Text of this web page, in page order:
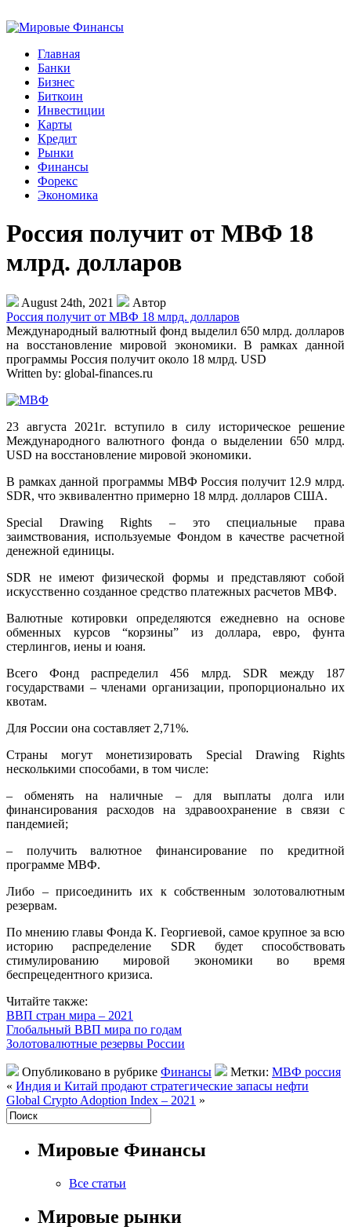
Главная
Банки
Бизнес
Биткоин
Инвестиции
Карты
Кредит
Рынки
Финансы
Форекс
Экономика
Россия получит от МВФ 18
млрд. долларов
August 24th, 2021
Автор
Россия получит от МВФ 18 млрд. долларов
Международный валютный фонд выделил 650 млрд. долларов
на восстановление мировой экономики. В рамках данной
программы Россия получит около 18 млрд. USD
Written by: global-finances.ru
23 августа 2021г. вступило в силу историческое решение
Международного валютного фонда о выделении 650 млрд.
USD на восстановление мировой экономики.
В рамках данной программы МВФ Россия получит 12.9 млрд.
SDR, что эквивалентно примерно 18 млрд. долларов США.
Special Drawing Rights – это специальные права
заимствования, используемые Фондом в качестве расчетной
денежной единицы.
SDR не имеют физической формы и представляют собой
искусственно созданное средство платежных расчетов МВФ.
Валютные котировки определяются ежедневно на основе
обменных курсов “корзины” из доллара, евро, фунта
стерлингов, иены и юаня.
Всего Фонд распределил 456 млрд. SDR между 187
государствами – членами организации, пропорционально их
квотам.
Для России она составляет 2,71%.
Страны могут монетизировать Special Drawing Rights
несколькими способами, в том числе:
– обменять на наличные – для выплаты долга или
финансирования расходов на здравоохранение в связи с
пандемией;
– получить валютное финансирование по кредитной
программе МВФ.
Либо – присоединить их к собственным золотовалютным
резервам.
По мнению главы Фонда К. Георгиевой, самое крупное за всю
историю распределение SDR будет способствовать
стимулированию мировой экономики во время
беспрецедентного кризиса.
Читайте также:
ВВП стран мира – 2021
Глобальный ВВП мира по годам
Золотовалютные резервы России
Опубликовано в рубрике Финансы Метки: МВФ россия
« Индия и Китай продают стратегические запасы нефти
Global Crypto Adoption Index – 2021 »
Мировые Финансы
Все статьи
Мировые рынки